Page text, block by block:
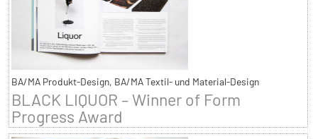
BA/MA Produkt-Design, BA/MA Textil- und Material-Design
BLACK LIQUOR – Winner of Form
Progress Award